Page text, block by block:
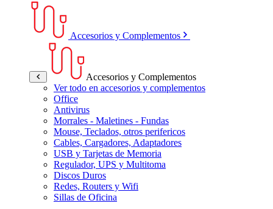
Accesorios y Complementos
Accesorios y Complementos
Ver todo en accesorios y complementos
Office
Antivirus
Morrales - Maletines - Fundas
Mouse, Teclados, otros perifericos
Cables, Cargadores, Adaptadores
USB y Tarjetas de Memoria
Regulador, UPS y Multitoma
Discos Duros
Redes, Routers y Wifi
Sillas de Oficina